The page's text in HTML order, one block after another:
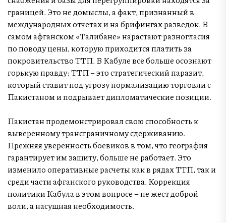
границей. Это не домыслы, а факт, признанный в
международных отчетах и на брифингах разведок. В
самом афганском «Талибане» нарастают разногласия
по поводу цены, которую приходится платить за
покровительство ТТП. В Кабуле все больше осознают
горькую правду: ТТП – это стратегический паразит,
который ставит под угрозу нормализацию торговли с
Пакистаном и подрывает дипломатические позиции.
Пакистан продемонстрировал свою способность к
выверенному трансграничному сдерживанию.
Прежняя уверенность боевиков в том, что география
гарантирует им защиту, больше не работает. Это
изменило оперативные расчеты как в рядах ТТП, так и
среди части афганского руководства. Коррекция
политики Кабула в этом вопросе – не жест доброй
воли, а насущная необходимость.